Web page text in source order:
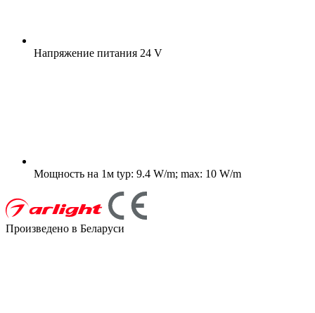
Напряжение питания 24 V
Мощность на 1м typ: 9.4 W/m; max: 10 W/m
Произведено в Беларуси